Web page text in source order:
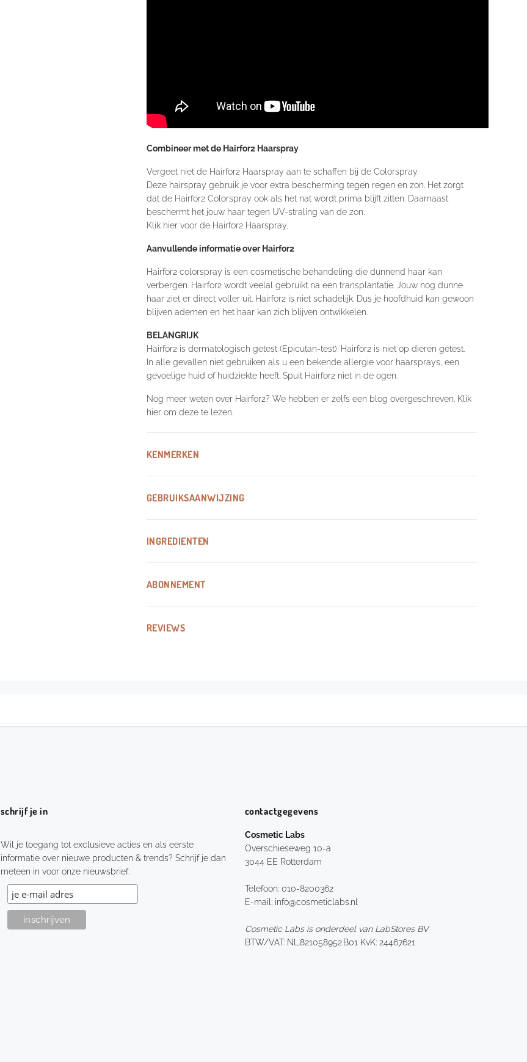
Combineer met de Hairfor2 Haarspray
Vergeet niet de Hairfor2 Haarspray aan te schaffen bij de Colorspray.
Deze hairspray gebruik je voor extra bescherming tegen regen en zon. Het zorgt
dat de Hairfor2 Colorspray ook als het nat wordt prima blijft zitten. Daarnaast
beschermt het jouw haar tegen UV-straling van de zon.
Klik hier voor de Hairfor2 Haarspray.
Aanvullende informatie over Hairfor2
Hairfor2 colorspray is een cosmetische behandeling die dunnend haar kan
verbergen. Hairfor2 wordt veelal gebruikt na een transplantatie. Jouw nog dunne
haar ziet er direct voller uit. Hairfor2 is niet schadelijk. Dus je hoofdhuid kan gewoon
blijven ademen en het haar kan zich blijven ontwikkelen.
BELANGRIJK
Hairfor2 is dermatologisch getest (Epicutan-test). Hairfor2 is niet op dieren getest.
In alle gevallen niet gebruiken als u een bekende allergie voor haarsprays, een
gevoelige huid of huidziekte heeft. Spuit Hairfor2 niet in de ogen.
Nog meer weten over Hairfor2? We hebben er zelfs een blog overgeschreven. Klik
hier om deze te lezen.
KENMERKEN
GEBRUIKSAANWIJZING
INGREDIENTEN
ABONNEMENT
REVIEWS
schrijf je in
Wil je toegang tot exclusieve acties en als eerste
informatie over nieuwe producten & trends? Schrijf je dan
meteen in voor onze nieuwsbrief.
contactgegevens
Cosmetic Labs
Overschieseweg 10-a
3044 EE Rotterdam
Telefoon: 010-8200362
E-mail: info@cosmeticlabs.nl
Cosmetic Labs is onderdeel van LabStores BV
BTW/VAT: NL.821058952.B01 KvK: 24467621